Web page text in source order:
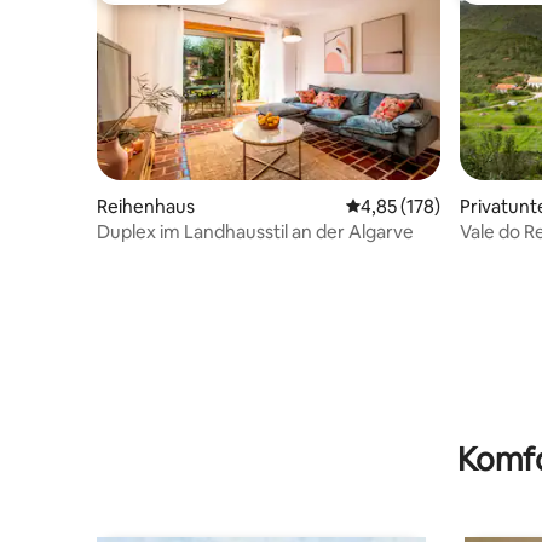
Reihenhaus Durchschnittliche
4,85 (178)
Duplex im Landhausstil an der Algarve
Vale do